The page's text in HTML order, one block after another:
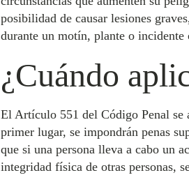
posibilidad de causar lesiones
durante un motín, plante o
¿Cuándo
El Artículo 551 del Código Penal se
primer lugar, se impondrán penas
que si una persona lleva a cabo un
integridad física de otras personas,